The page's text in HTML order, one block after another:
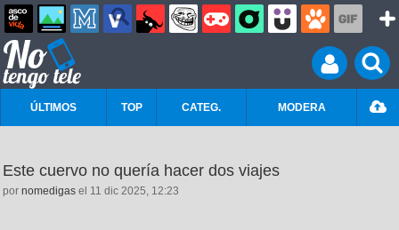
ÚLTIMOS TOP CATEG. MODERA
Este cuervo no quería hacer dos viajes
por nomedigas el 11 dic 2025, 12:23